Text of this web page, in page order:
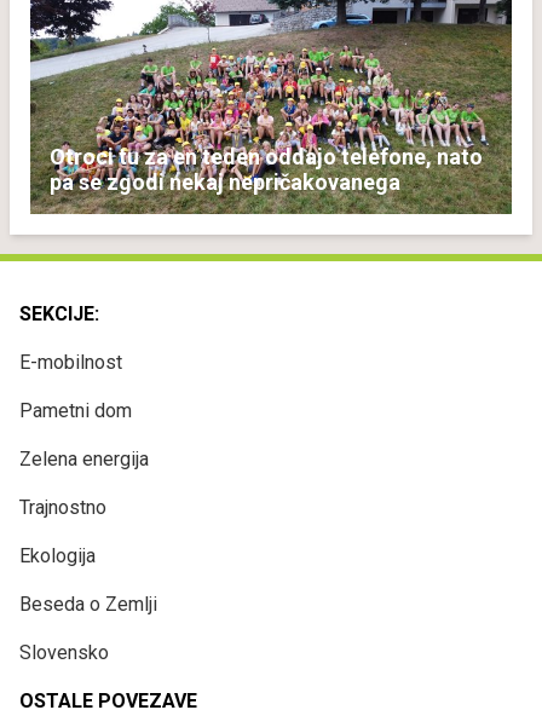
Otroci tu za en teden oddajo telefone, nato
pa se zgodi nekaj nepričakovanega
SEKCIJE:
E-mobilnost
Pametni dom
Zelena energija
Trajnostno
Ekologija
Beseda o Zemlji
Slovensko
OSTALE POVEZAVE